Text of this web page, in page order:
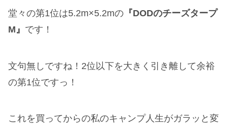
堂々の第1位は5.2m×5.2mの 『DODのチーズタープ
M』 です！
文句無しですね！2位以下を大きく引き離して余裕
の第1位ですっ！
これを買ってからの私のキャンプ人生がガラッと変